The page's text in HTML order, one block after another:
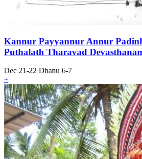
Kannur Payyannur Annur
Puthalath Tharavad
Dec 21-22 Dhanu 6-7
+